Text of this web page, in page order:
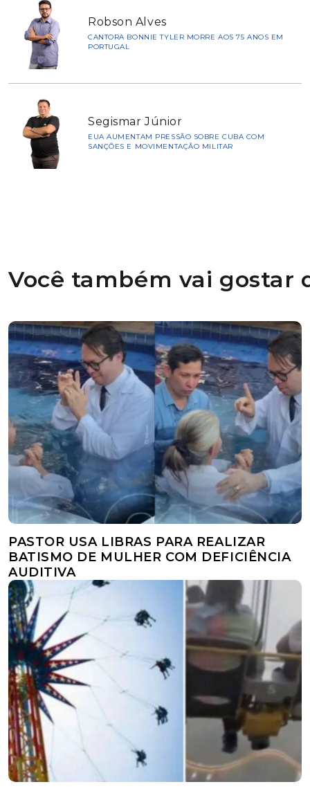
Robson Alves
CANTORA BONNIE TYLER MORRE AOS 75 ANOS EM
PORTUGAL
Segismar Júnior
EUA AUMENTAM PRESSÃO SOBRE CUBA COM
SANÇÕES E MOVIMENTAÇÃO MILITAR
Você também vai gostar
PASTOR USA LIBRAS PARA REALIZAR
BATISMO DE MULHER COM DEFICIÊNCIA
AUDITIVA